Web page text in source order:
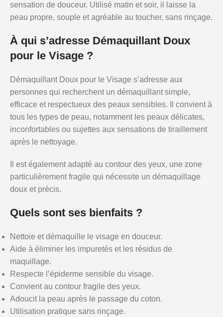
sensation de douceur. Utilisé matin et soir, il laisse la
peau propre, souple et agréable au toucher, sans rinçage.
À qui s’adresse Démaquillant Doux
pour le Visage ?
Démaquillant Doux pour le Visage s’adresse aux
personnes qui recherchent un démaquillant simple,
efficace et respectueux des peaux sensibles. Il convient à
tous les types de peau, notamment les peaux délicates,
inconfortables ou sujettes aux sensations de tiraillement
après le nettoyage.
Il est également adapté au contour des yeux, une zone
particulièrement fragile qui nécessite un démaquillage
doux et précis.
Quels sont ses bienfaits ?
Nettoie et démaquille le visage en douceur.
Aide à éliminer les impuretés et les résidus de
maquillage.
Respecte l’épiderme sensible du visage.
Convient au contour fragile des yeux.
Adoucit la peau après le passage du coton.
Utilisation pratique sans rinçage.